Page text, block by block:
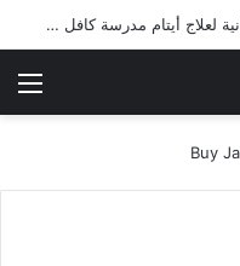
شرطة ميسان تلقي القبض على مطلقي العيارات النارية أثناء تشييع جنائزي في العمارة